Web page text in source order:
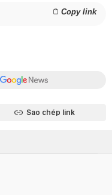
Copy link
Sao chép link